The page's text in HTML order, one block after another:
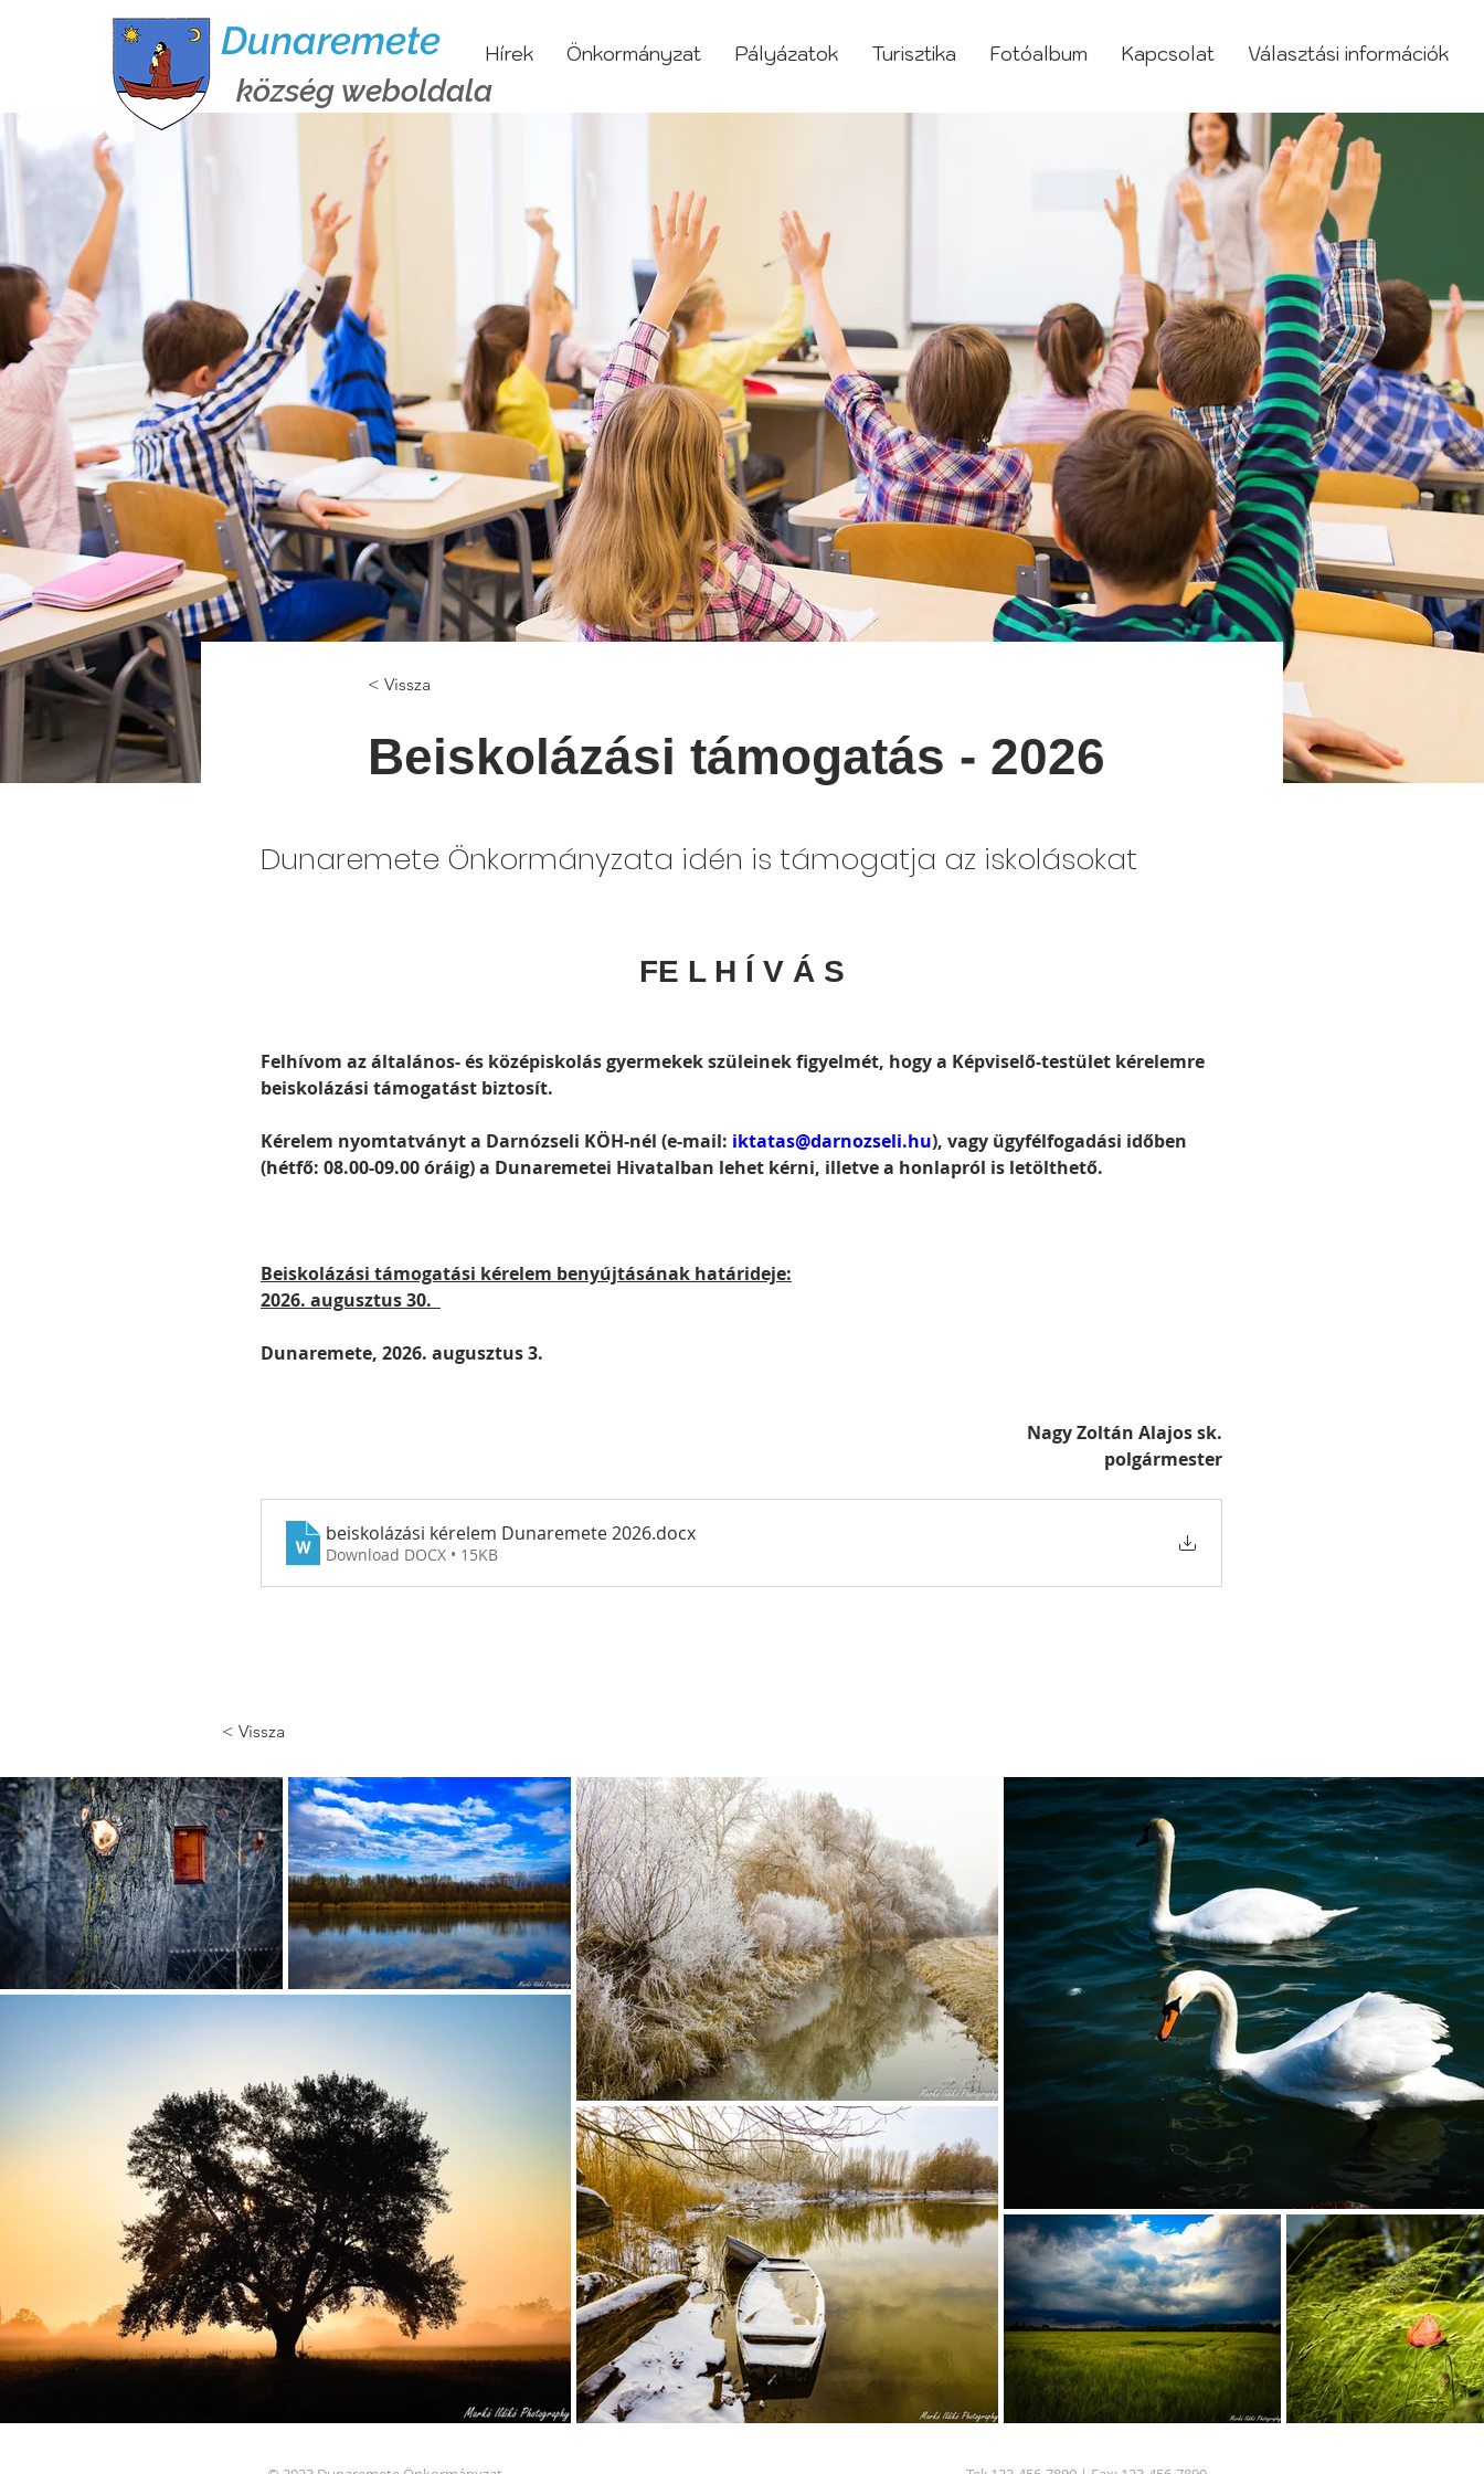
Dunaremete Hírek Önkormányzat Pályázatok Turisztika Fotóalbum Kapcsolat Választási információk
község weboldala
< Vissza
Beiskolázási támogatás - 2026
Dunaremete Önkormányzata idén is támogatja az iskolásokat
FE L H Í V Á S
Felhívom az általános- és középiskolás gyermekek szüleinek figyelmét, hogy a Képviselő-testület kérelemre
beiskolázási támogatást biztosít.
Kérelem nyomtatványt a Darnózseli KÖH-nél (e-mail: iktatas@darnozseli.hu), vagy ügyfélfogadási időben
(hétfő: 08.00-09.00 óráig) a Dunaremetei Hivatalban lehet kérni, illetve a honlapról is letölthető.
Beiskolázási támogatási kérelem benyújtásának határideje:
2026. augusztus 30.
Dunaremete, 2026. augusztus 3.
Nagy Zoltán Alajos sk.
polgármester
beiskolázási kérelem Dunaremete 2026.docx
Download DOCX • 15KB
< Vissza